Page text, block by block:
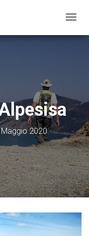
A
O
N
E
T
O
G
G
L
E
2020